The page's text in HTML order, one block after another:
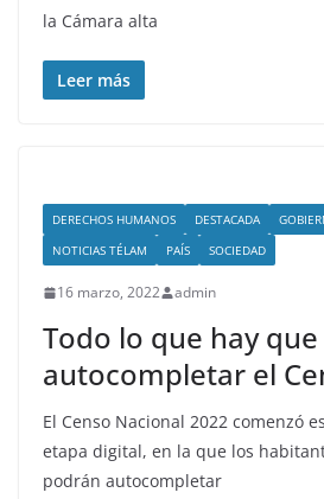
la Cámara alta
Leer más
DERECHOS HUMANOS DESTACADA
NOTICIAS TÉLAM
PAÍS SOCIEDAD
16 marzo, 2022 admin
Todo lo que hay
autocompletar el
El Censo Nacional 2022 comenzó
etapa digital, en la que los
podrán autocompletar